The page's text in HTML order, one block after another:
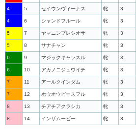
4 5 セイウンヴィーナス 牝 3
4 6 シャンドフルール 牝 3
5 7 ヤマニンプレシオサ 牝 3
5 8 サナチャン 牝 3
6 9 マジックキャッスル 牝 3
6 10 アカノニジュウイチ 牝 3
7 11 アールクインダム 牝 3
7 12 ホウオウピースフル 牝 3
8 13 チアチアクラシカ 牝 3
8 14 インザムービー 牝 3